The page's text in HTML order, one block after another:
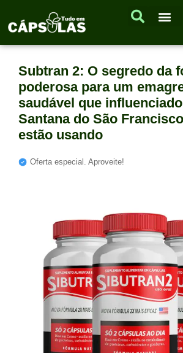
Subtran 2: O segredo da
poderosa para um
saudável que
Santana do São
estão usando
Oferta especial. Aproveite!